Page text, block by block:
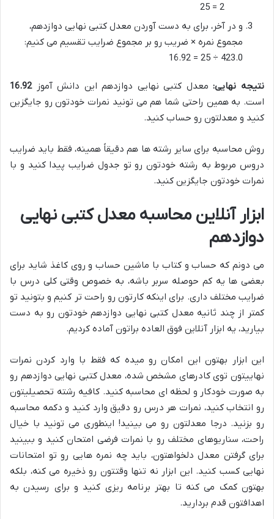
2 = 25
و در آخر، برای به دست آوردن معدل کتبی نهایی دوازدهم،
مجموع نمره × ضریب رو بر مجموع ضرایب تقسیم می کنیم:
423.0 ÷ 25 = 16.92
نتیجه نهایی:معدل کتبی نهایی دوازدهم این دانش آموز16.92
است. به همین راحتی شما هم می تونید نمرات خودتون رو جایگزین
کنید و معدلتون رو حساب کنید.
روش محاسبه برای سایر رشته ها هم دقیقاً همینه، فقط باید ضرایب
دروس مربوط به رشته خودتون رو تو جدول ضرایب پیدا کنید و با
نمرات خودتون جایگزین کنید.
ابزار آنلاین محاسبه معدل کتبی نهایی
دوازدهم
می دونم که حساب و کتاب با ماشین حساب و روی کاغذ شاید برای
بعضی ها یه کم حوصله سربر باشه، به خصوص وقتی کلی درس با
ضرایب مختلف داری. برای اینکه کارتون رو راحت تر کنیم و بتونید تو
کمتر از چند ثانیه معدل کتبی نهایی دوازدهم خودتون رو به دست
بیارید، یه ابزار آنلاین فوق العاده براتون آماده کردیم.
این ابزار بهتون این امکان رو میده که فقط با وارد کردن نمرات
نهاییتون توی کادرهای مشخص شده، معدل کتبی نهایی دوازدهم رو
به صورت خودکار و لحظه ای محاسبه کنید. کافیه رشته تحصیلیتون
رو انتخاب کنید، نمرات هر درس رو دقیق وارد کنید و دکمه محاسبه
رو بزنید. درجا معدلتون رو می بینید! اینطوری می تونید با خیال
راحت، سناریوهای مختلف رو با نمرات فرضی امتحان کنید و ببینید
برای گرفتن معدل دلخواهتون، باید چه نمره هایی رو تو امتحانات
نهایی کسب کنید. این ابزار نه تنها وقتتون رو ذخیره می کنه، بلکه
بهتون کمک می کنه تا بهتر برنامه ریزی کنید و برای رسیدن به
اهدافتون قدم بردارید.